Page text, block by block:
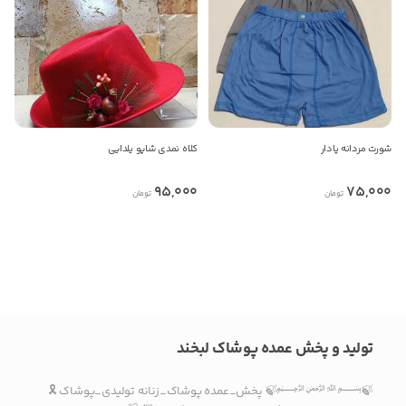
شورت مردانه پادار
75,000 تومان
کلاه نمدی شاپو یلدایی
95,000 تومان
تولید و پخش عمده پوشاک لبخند
🍃﷽🍃 پخش_عمده پوشاک_زنانه تولیدی_پوشاک 🎗️